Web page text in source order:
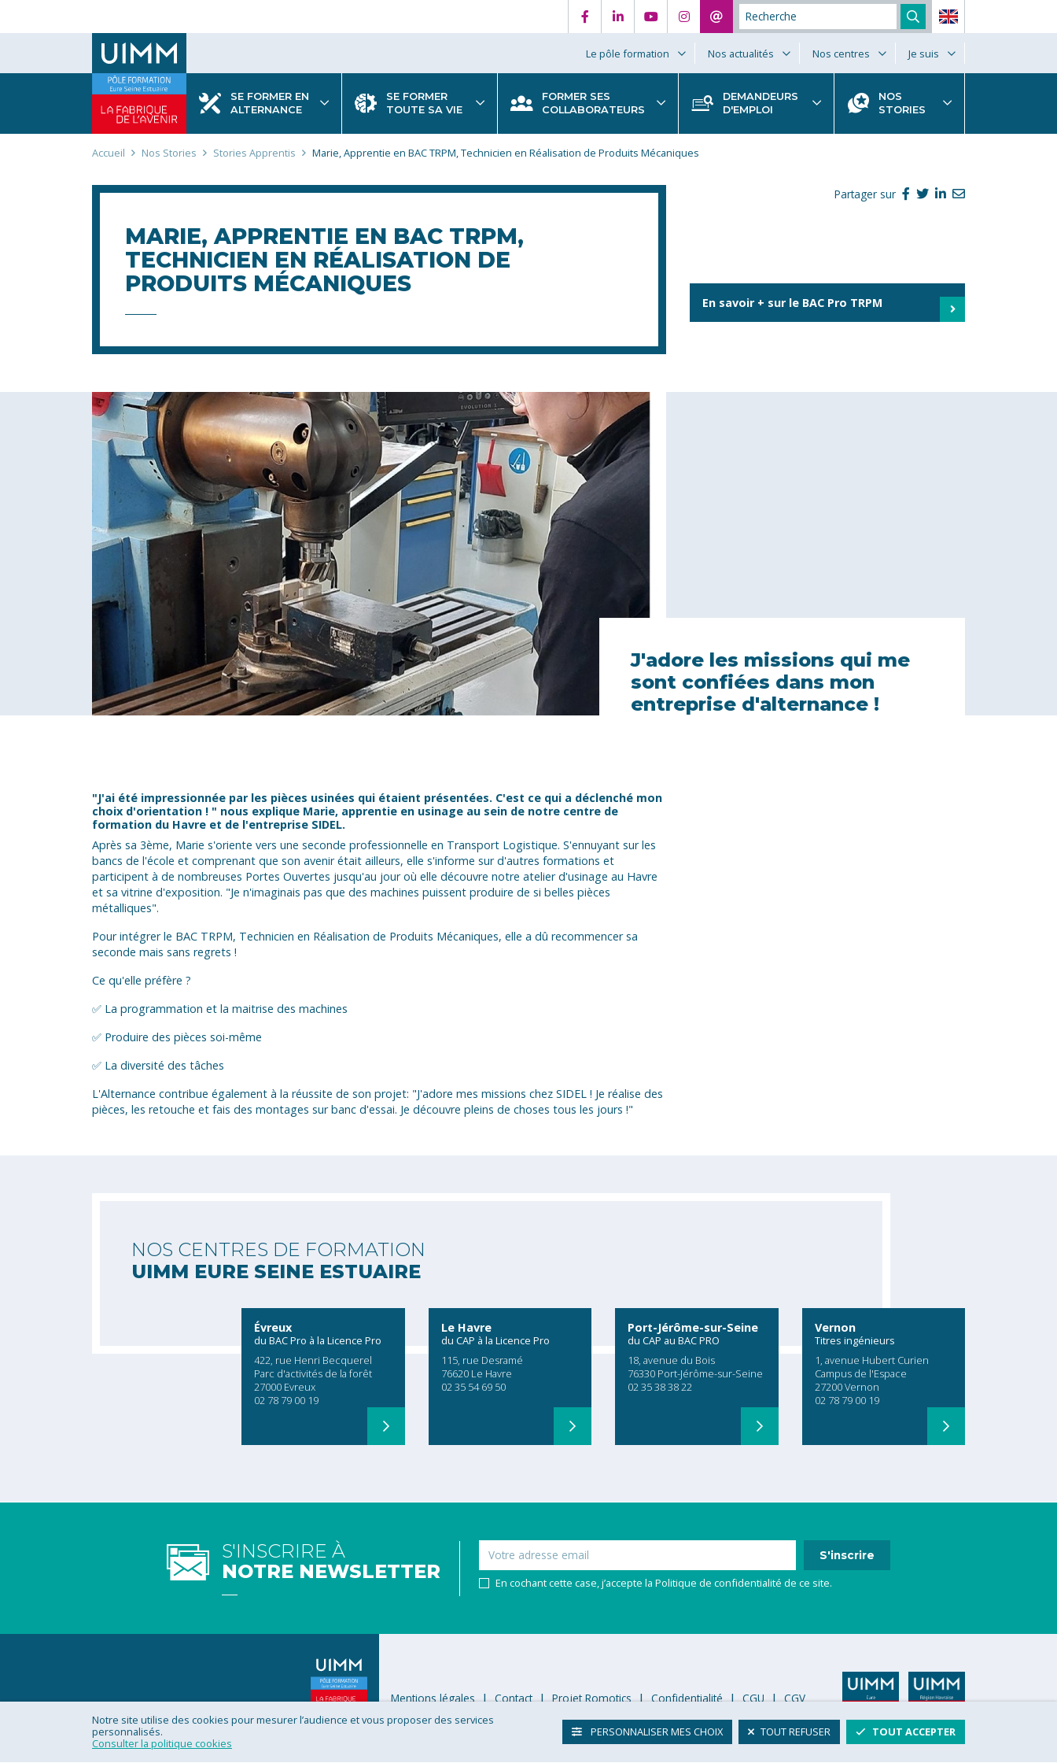
Le pôle formation Nos actualités Nos centres Je suis
SE FORMER EN
ALTERNANCE
SE FORMER
TOUTE SA VIE
FORMER SES
COLLABORATEURS
DEMANDEURS
D'EMPLOI
NOS
STORIES
Fil
d'Ariane
Accueil Nos Stories Stories Apprentis Marie, Apprentie en BAC TRPM, Technicien en Réalisation de Produits Mécaniques
MARIE, APPRENTIE EN BAC TRPM,
TECHNICIEN EN RÉALISATION DE
PRODUITS MÉCANIQUES
Partager sur
En savoir + sur le BAC Pro TRPM
J'adore les missions qui me
sont confiées dans mon
entreprise d'alternance !
"J'ai été impressionnée par les pièces usinées qui étaient présentées. C'est ce qui a déclenché mon
choix d'orientation ! " nous explique Marie, apprentie en usinage au sein de notre centre de
formation du Havre et de l'entreprise SIDEL.
Après sa 3ème, Marie s'oriente vers une seconde professionnelle en Transport Logistique. S'ennuyant sur les
bancs de l'école et comprenant que son avenir était ailleurs, elle s'informe sur d'autres formations et
participent à de nombreuses Portes Ouvertes jusqu'au jour où elle découvre notre atelier d'usinage au Havre
et sa vitrine d'exposition. "Je n'imaginais pas que des machines puissent produire de si belles pièces
métalliques".
Pour intégrer le BAC TRPM, Technicien en Réalisation de Produits Mécaniques, elle a dû recommencer sa
seconde mais sans regrets !
Ce qu'elle préfère ?
✅ La programmation et la maitrise des machines
✅ Produire des pièces soi-même
✅ La diversité des tâches
L'Alternance contribue également à la réussite de son projet: "J'adore mes missions chez SIDEL ! Je réalise des
pièces, les retouche et fais des montages sur banc d'essai. Je découvre pleins de choses tous les jours !"
NOS CENTRES DE FORMATION
UIMM EURE SEINE ESTUAIRE
Évreux
du BAC Pro à la Licence Pro
422, rue Henri Becquerel
Parc d'activités de la forêt
27000 Evreux
02 78 79 00 19
Le Havre
du CAP à la Licence Pro
115, rue Desramé
76620 Le Havre
02 35 54 69 50
Port-Jérôme-sur-Seine
du CAP au BAC PRO
18, avenue du Bois
76330 Port-Jérôme-sur-Seine
02 35 38 38 22
Vernon
Titres ingénieurs
1, avenue Hubert Curien
Campus de l'Espace
27200 Vernon
02 78 79 00 19
S'INSCRIRE À
NOTRE NEWSLETTER
Email
En cochant cette case, j’accepte la Politique de confidentialité de ce site.
Rejoignez la communauté
Mentions légales Contact Projet Romotics Confidentialité CGU CGV
Notre site utilise des cookies pour mesurer l’audience et vous proposer des services
personnalisés.
Consulter la politique cookies
PERSONNALISER MES CHOIX TOUT REFUSER TOUT ACCEPTER